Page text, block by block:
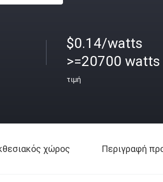
$0.14/watts
>=20700 watts
τιμή
χώρος Περιγραφή